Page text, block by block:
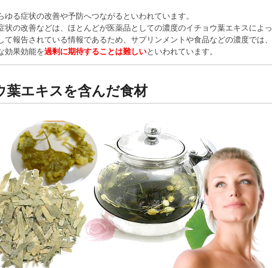
ゆる症状の改善や予防へつながるといわれています。
状の改善などは、ほとんどが医薬品としての濃度のイチョウ葉エキスによっ
て報告されている情報であるため、サプリンメントや食品などの濃度では、
効果効能を過剰に期待することは難しいといわれています。
葉エキスを含んだ食材